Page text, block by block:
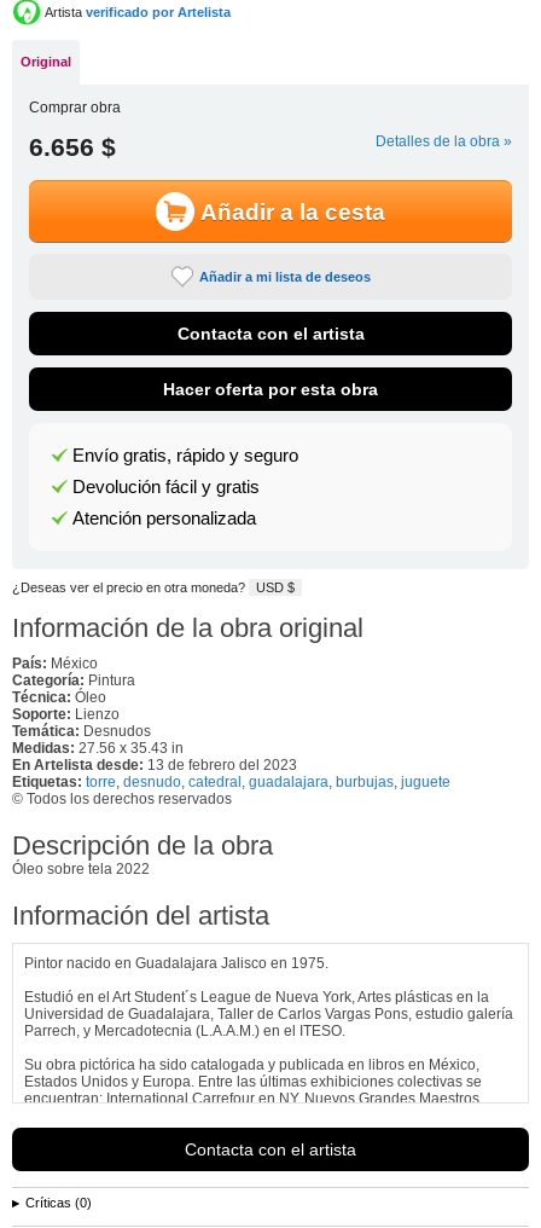
Artista verificado por Artelista
Original
Comprar obra
6.656 $ Detalles de la obra »
Añadir a la cesta
Añadir a mi lista de deseos
Contacta con el artista
Hacer oferta por esta obra
Envío gratis, rápido y seguro
Devolución fácil y gratis
Atención personalizada
¿Deseas ver el precio en otra moneda? USD $
Información de la obra original
País: México
Categoría: Pintura
Técnica: Óleo
Soporte: Lienzo
Temática: Desnudos
Medidas: 27.56 x 35.43 in
En Artelista desde: 13 de febrero del 2023
Etiquetas: torre desnudo catedral guadalajara burbujas juguete
© Todos los derechos reservados
Descripción de la obra
Óleo sobre tela 2022
Información del artista
Pintor nacido en Guadalajara Jalisco en 1975.
Estudió en el Art Student´s League de Nueva York, Artes plásticas en la
Universidad de Guadalajara, Taller de Carlos Vargas Pons, estudio galería
Parrech, y Mercadotecnia (L.A.A.M.) en el ITESO.
Su obra pictórica ha sido catalogada y publicada en libros en México,
Estados Unidos y Europa. Entre las últimas exhibiciones colectivas se
encuentran: International Carrefour en NY, Nuevos Grandes Maestros,
Ver más información deJosé Parra
Contacta con el artista
Críticas (0)